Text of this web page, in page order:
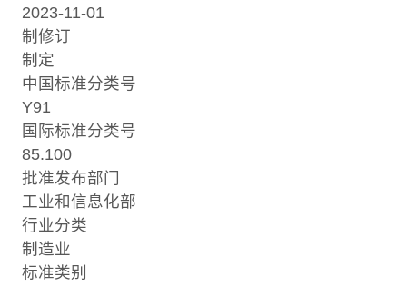
2023-11-01
制修订
制定
中国标准分类号
Y91
国际标准分类号
85.100
批准发布部门
工业和信息化部
行业分类
制造业
标准类别